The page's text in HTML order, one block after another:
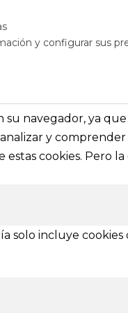
nuestra
Aviso
y configurar sus
navegador, ya que
y
cookies. Pero
solo incluye